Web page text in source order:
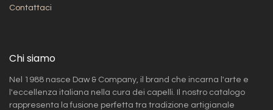
Contattaci
Chi siamo
Nel 1988 nasce Daw & Company, il brand che incarna l'arte e
l'eccellenza italiana nella cura dei capelli. Il nostro catalogo
rappresenta la fusione perfetta tra tradizione artigianale